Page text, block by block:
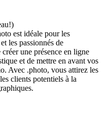
est idéale pour les
les passionnés de
une présence en ligne
et de mettre en avant vos
Avec .photo, vous attirez les
clients potentiels à la